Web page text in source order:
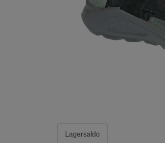
Lagersaldo